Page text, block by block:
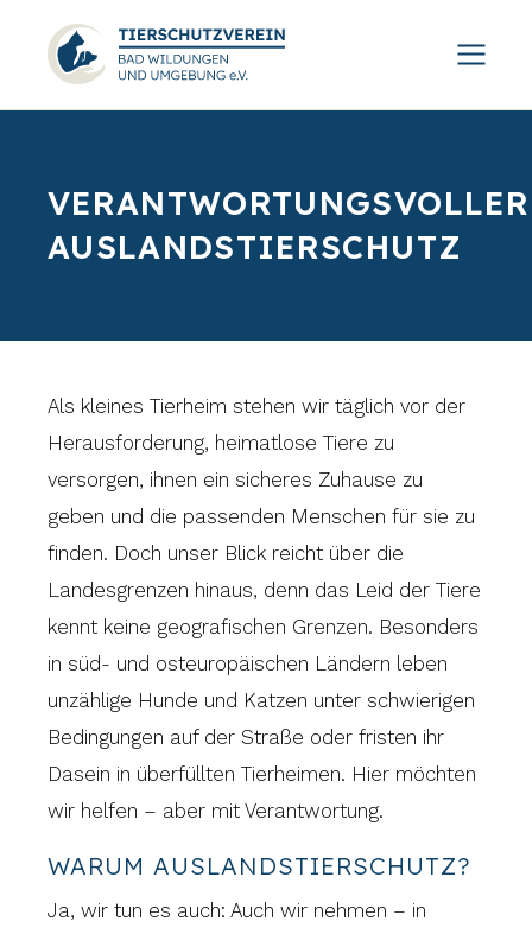
VERANTWORTUNGSVOLLER
AUSLANDSTIERSCHUTZ
Als kleines Tierheim stehen wir täglich vor der
Herausforderung, heimatlose Tiere zu
versorgen, ihnen ein sicheres Zuhause zu
geben und die passenden Menschen für sie zu
finden. Doch unser Blick reicht über die
Landesgrenzen hinaus, denn das Leid der Tiere
kennt keine geografischen Grenzen. Besonders
in süd- und osteuropäischen Ländern leben
unzählige Hunde und Katzen unter schwierigen
Bedingungen auf der Straße oder fristen ihr
Dasein in überfüllten Tierheimen. Hier möchten
wir helfen – aber mit Verantwortung.
WARUM AUSLANDSTIERSCHUTZ?
Ja, wir tun es auch: Auch wir nehmen – in